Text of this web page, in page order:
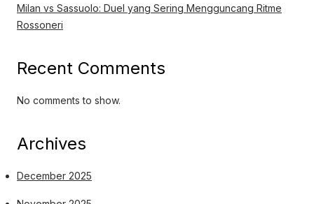
Milan vs Sassuolo: Duel yang Sering Mengguncang Ritme
Rossoneri
Recent Comments
No comments to show.
Archives
December 2025